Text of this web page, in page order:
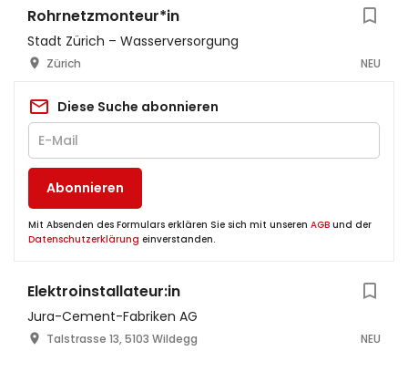
Rohrnetzmonteur*in
Stadt Zürich – Wasserversorgung
Zürich NEU
Diese Suche abonnieren
Abonnieren
Mit Absenden des Formulars erklären Sie sich mit unseren AGB und der
Datenschutzerklärung einverstanden.
Elektroinstallateur:in
Jura-Cement-Fabriken AG
Talstrasse 13, 5103 Wildegg NEU